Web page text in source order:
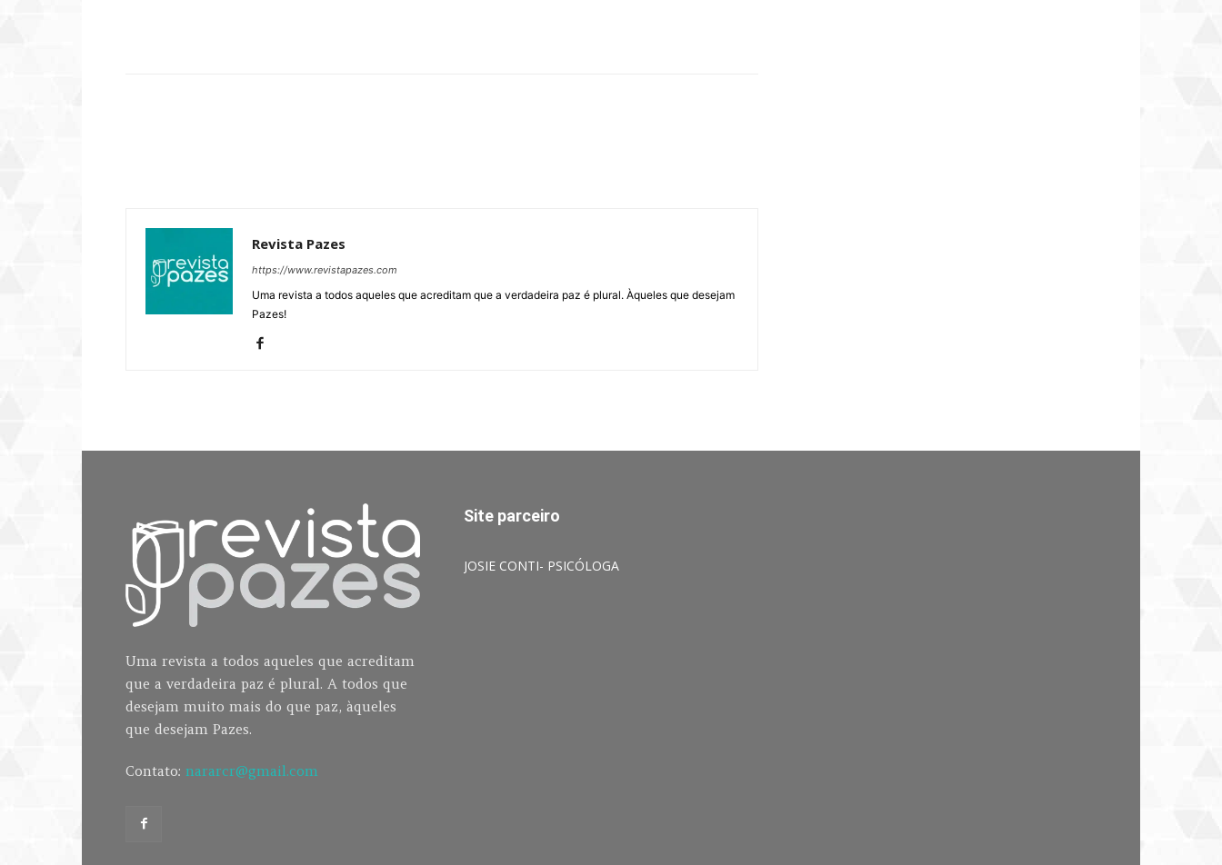
Revista Pazes
https://www.revistapazes.com
Uma revista a todos aqueles que acreditam que a verdadeira paz é plural. Àqueles que desejam
Pazes!
Uma revista a todos aqueles que acreditam
que a verdadeira paz é plural. A todos que
desejam muito mais do que paz, àqueles
que desejam Pazes.
Contato: nararcr@gmail.com
Site parceiro
JOSIE CONTI- PSICÓLOGA